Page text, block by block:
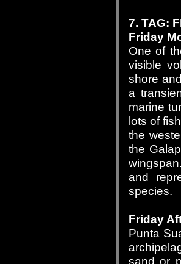
7. TAG:
Friday
One of
visible
shore
a
marine
lots of
the
the
and
species.
Friday
Punta
sand or